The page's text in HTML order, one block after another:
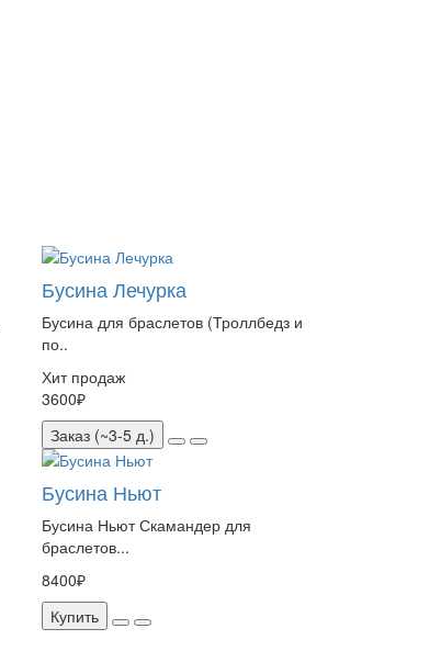
Бусина Лечурка
Бусина для браслетов (Троллбедз и
по..
Хит продаж
3600₽
Заказ (~3-5 д.)
Бусина Ньют
Бусина Ньют Скамандер для
браслетов...
8400₽
Купить